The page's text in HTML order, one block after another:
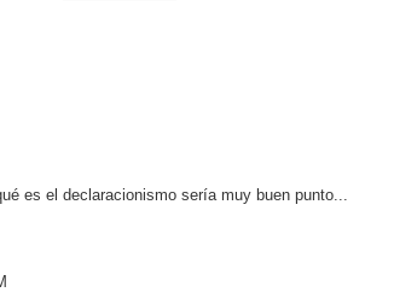
es el declaracionismo sería muy buen punto...